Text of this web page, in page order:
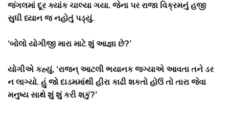
જંગલમાં દૂર ક્યાંક ચાલ્યા ગયા. જેના પર રાજા વિક્રમનું હજી
સુધી ધ્યાન જ નહોતું પડ્યું.
‘બોલો યોગીજી મારા માટે શું આજ્ઞા છે?’
યોગીએ કહ્યું, ‘રાજન્ આટલી ભયાનક જગ્યાએ આવતા તને ડર
ન લાગ્યો. હું જો દાડમમાંથી હીરા કાઢી શકતો હોઉં તો તારા જેવા
મનુષ્ય સાથે શું શું કરી શકું?’